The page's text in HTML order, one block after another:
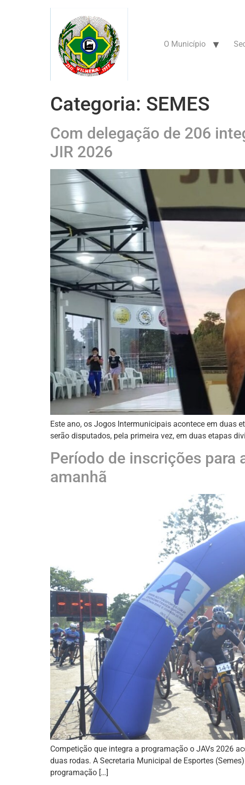
O Município
Categoria: SEMES
Com delegação de 206
JIR 2026
Este ano, os Jogos Intermunicipais acontece em duas
serão disputados, pela primeira vez, em duas etapas
Período de inscrições para
amanhã
Competição que integra a programação o JAVs 2026
duas rodas. A Secretaria Municipal de Esportes
programação […]